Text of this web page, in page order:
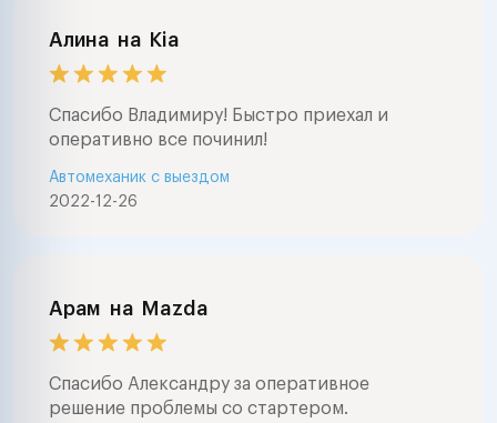
Алина на Kia
Спасибо Владимиру! Быстро приехал и
оперативно все починил!
2022-12-26
Автомеханик с выездом
Арам на Mazda
Спасибо Александру за оперативное
решение проблемы со стартером.